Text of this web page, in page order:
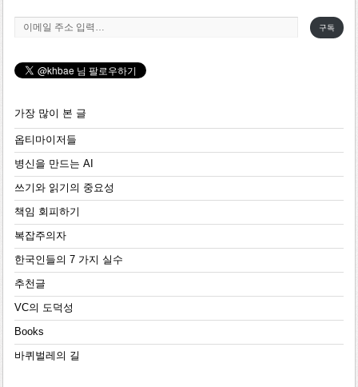
이메일 주소 입력…
구독
가장 많이 본 글
옵티마이저들
병신을 만드는 AI
쓰기와 읽기의 중요성
책임 회피하기
복잡주의자
한국인들의 7 가지 실수
추천글
VC의 도덕성
Books
바퀴벌레의 길